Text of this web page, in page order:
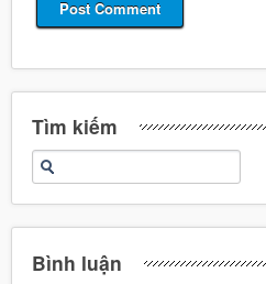
Tìm kiếm
Bình luận